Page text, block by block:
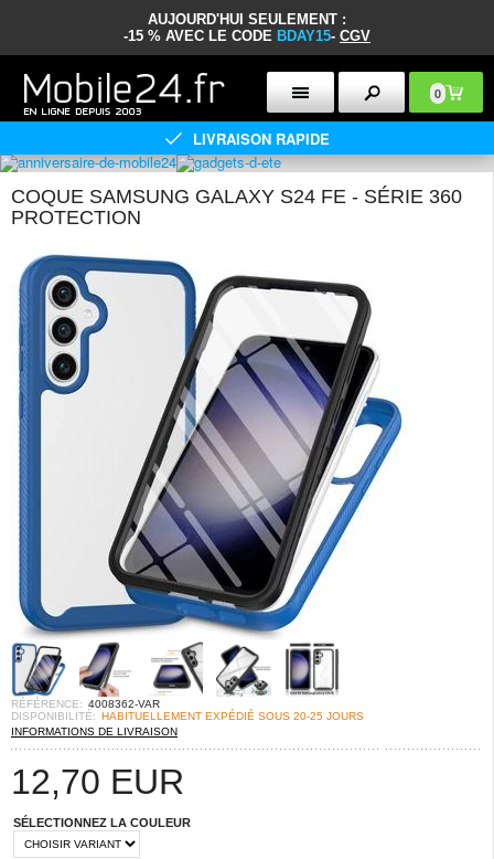
AUJOURD'HUI SEULEMENT :
-15 % AVEC LE CODE BDAY15- CGV
0
LIVRAISON RAPIDE
COQUE SAMSUNG GALAXY S24 FE - SÉRIE 360
PROTECTION
RÉFÉRENCE: 4008362-VAR
DISPONIBILITÉ: HABITUELLEMENT EXPÉDIÉ SOUS 20-25 JOURS
INFORMATIONS DE LIVRAISON
12,70 EUR
SÉLECTIONNEZ LA COULEUR